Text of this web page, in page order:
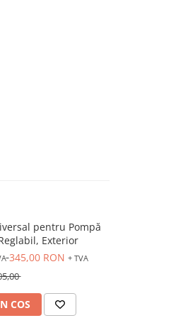
SBY
kW
kW
pentru Pompă
Exterior
345,00 RON + TVA
COS